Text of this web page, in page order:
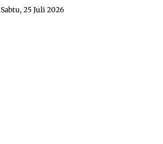
Sabtu, 25 Juli 2026